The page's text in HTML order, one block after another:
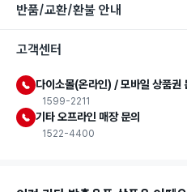
전, 보건, 환경, 품질 등의
반품/교환/환불 안내
고객센터
다이소몰(온라인) / 모바일 상품권
1599-2211
기타 오프라인 매장 문의
1522-4400